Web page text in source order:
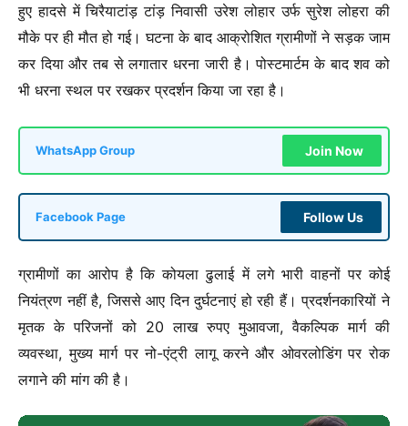
हुए हादसे में चिरैयाटांड़ टांड़ निवासी उरेश लोहार उर्फ सुरेश लोहरा की
मौके पर ही मौत हो गई। घटना के बाद आक्रोशित ग्रामीणों ने सड़क जाम
कर दिया और तब से लगातार धरना जारी है। पोस्टमार्टम के बाद शव को
भी धरना स्थल पर रखकर प्रदर्शन किया जा रहा है।
WhatsApp Group Join Now
Facebook Page Follow Us
ग्रामीणों का आरोप है कि कोयला ढुलाई में लगे भारी वाहनों पर कोई
नियंत्रण नहीं है, जिससे आए दिन दुर्घटनाएं हो रही हैं। प्रदर्शनकारियों ने
मृतक के परिजनों को 20 लाख रुपए मुआवजा, वैकल्पिक मार्ग की
व्यवस्था, मुख्य मार्ग पर नो-एंट्री लागू करने और ओवरलोडिंग पर रोक
लगाने की मांग की है।